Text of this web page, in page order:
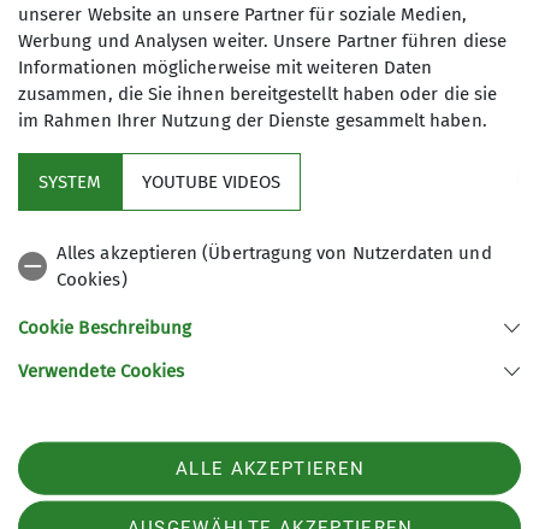
Details
Aktuelles
Sektion Ludwigshafen am Rhein des Deutschen Alpenvereins e.V.
Bleichstr. 19
67061 Ludwigshafen
Telefon +49621513954
unserer Website an unsere Partner für soziale Medien,
Werbung und Analysen weiter. Unsere Partner führen diese
Informationen möglicherweise mit weiteren Daten
zusammen, die Sie ihnen bereitgestellt haben oder die sie
im Rahmen Ihrer Nutzung der Dienste gesammelt haben.
SYSTEM YOUTUBE VIDEOS
Alles akzeptieren (Übertragung von Nutzerdaten und
Cookies)
Cookie Beschreibung
Verwendete Cookies
ALLE AKZEPTIEREN